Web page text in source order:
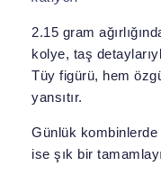
2.15 gram
kolye, taş
Tüy figürü, hem
yansıtır.
Günlük
ise şık bir